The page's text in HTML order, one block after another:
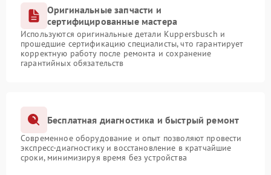
Оригинальные запчасти и
сертифицированные мастера
Используются оригинальные детали Kuppersbusch и
прошедшие сертификацию специалисты, что гарантирует
корректную работу после ремонта и сохранение
гарантийных обязательств
Бесплатная диагностика и быстрый ремонт
Современное оборудование и опыт позволяют провести
экспресс-диагностику и восстановление в кратчайшие
сроки, минимизируя время без устройства